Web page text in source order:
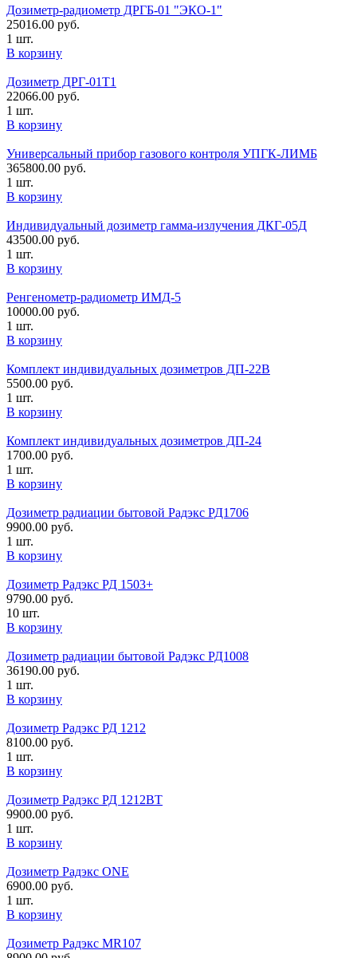
Дозиметр-радиометр ДРГБ-01 "ЭКО-1"
25016.00 руб.
1 шт.
В корзину
Дозиметр ДРГ-01Т1
22066.00 руб.
1 шт.
В корзину
Универсальный прибор газового контроля УПГК-ЛИМБ
365800.00 руб.
1 шт.
В корзину
Индивидуальный дозиметр гамма-излучения ДКГ-05Д
43500.00 руб.
1 шт.
В корзину
Ренгенометр-радиометр ИМД-5
10000.00 руб.
1 шт.
В корзину
Комплект индивидуальных дозиметров ДП-22В
5500.00 руб.
1 шт.
В корзину
Комплект индивидуальных дозиметров ДП-24
1700.00 руб.
1 шт.
В корзину
Дозиметр радиации бытовой Радэкс РД1706
9900.00 руб.
1 шт.
В корзину
Дозиметр Радэкс РД 1503+
9790.00 руб.
10 шт.
В корзину
Дозиметр радиации бытовой Радэкс РД1008
36190.00 руб.
1 шт.
В корзину
Дозиметр Радэкс РД 1212
8100.00 руб.
1 шт.
В корзину
Дозиметр Радэкс РД 1212ВТ
9900.00 руб.
1 шт.
В корзину
Дозиметр Радэкс ONE
6900.00 руб.
1 шт.
В корзину
Дозиметр Радэкс MR107